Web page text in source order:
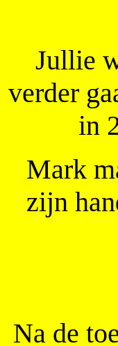
Jullie
verder
in
Mark
zijn
Na de